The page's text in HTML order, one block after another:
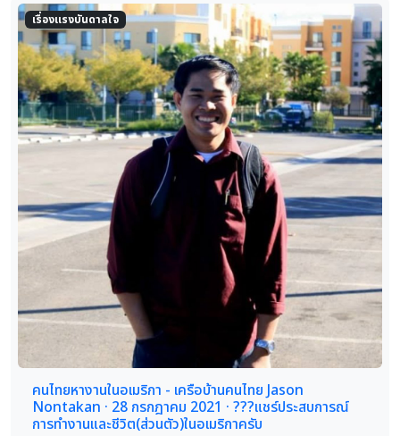
เรื่องแรงบันดาลใจ
คนไทยหางานในอเมริกา - เครือบ้านคนไทย Jason
Nontakan · 28 กรกฎาคม 2021 · ?️?️?️แชร์ประสบการณ์
การทำงานและชีวิต(ส่วนตัว)ในอเมริกาครับ